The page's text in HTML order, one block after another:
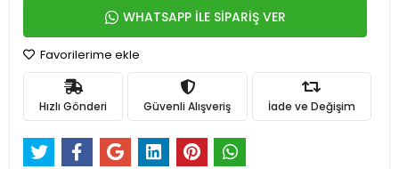
WHATSAPP İLE SİPARİŞ VER
Favorilerime ekle
Hızlı Gönderi Güvenli Alışveriş İade ve Değişim